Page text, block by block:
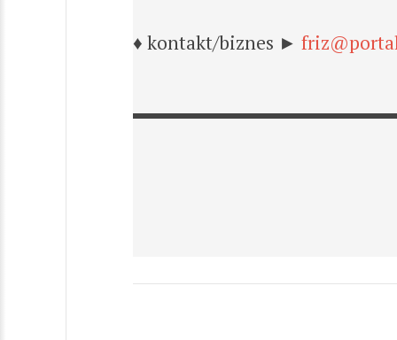
♦ kontakt/biznes ►